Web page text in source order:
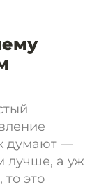
думают —
лучше, а уж
это